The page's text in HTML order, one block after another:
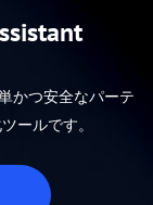
かつ安全なパーテ
ールです。